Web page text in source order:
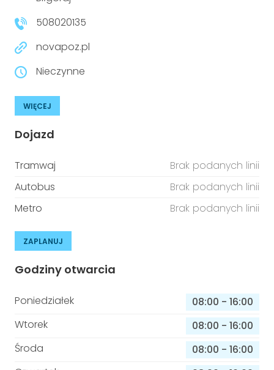
Prawo
Prawa osób z niepełnosprawnościami
Aktualności
508020135
novapoz.pl
Nieczynne
WIĘCEJ
Dojazd
Tramwaj
Brak podanych linii
Autobus
Brak podanych linii
Metro
Brak podanych linii
ZAPLANUJ
Godziny otwarcia
Poniedziałek 08:00 - 16:00
Wtorek
08:00 - 16:00
Środa
08:00 - 16:00